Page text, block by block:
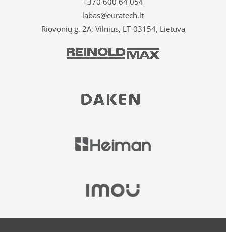
labas@euratech.lt
Riovonių g. 2A, Vilnius, LT-03154, Lietuva